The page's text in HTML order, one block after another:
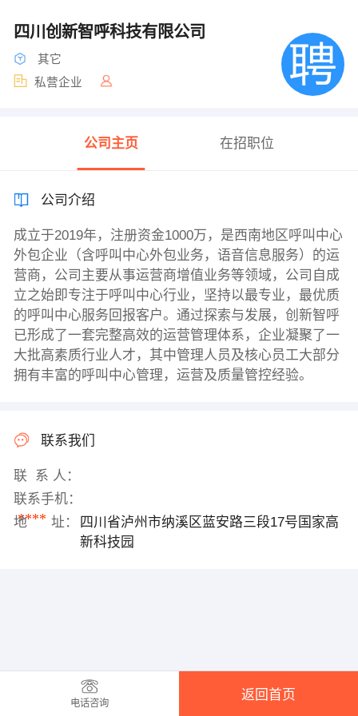
四川创新智呼科技有限公司
其它
私营企业
公司主页 在招职位
公司介绍
成立于2019年，注册资金1000万，是西南地区呼叫中心
外包企业（含呼叫中心外包业务，语音信息服务）的运
营商，公司主要从事运营商增值业务等领域，公司自成
立之始即专注于呼叫中心行业，坚持以最专业，最优质
的呼叫中心服务回报客户。通过探索与发展，创新智呼
已形成了一套完整高效的运营管理体系，企业凝聚了一
大批高素质行业人才，其中管理人员及核心员工大部分
拥有丰富的呼叫中心管理，运营及质量管控经验。
联系我们
联 系 人：
联系手机：
****
地 址：
四川省泸州市纳溪区蓝安路三段17号国家高
新科技园
电话咨询
返回首页